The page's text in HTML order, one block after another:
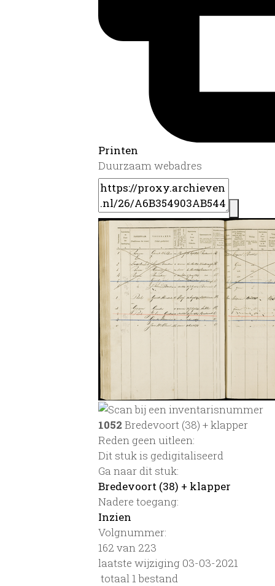
Printen
Duurzaam webadres
1052 Bredevoort (38) + klapper
Reden geen uitleen:
Dit stuk is gedigitaliseerd
Ga naar dit stuk:
Bredevoort (38) + klapper
Nadere toegang:
Inzien
Volgnummer:
162 van 223
laatste wijziging 03-03-2021
totaal 1 bestand